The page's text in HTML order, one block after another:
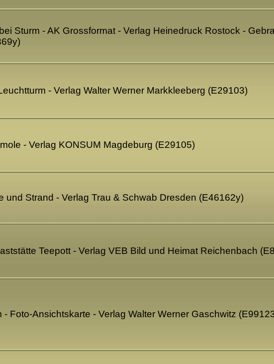
Sturm - AK Grossformat - Verlag Heinedruck Rostock -
- Verlag Walter Werner Markkleeberg (E29103)
- Verlag KONSUM Magdeburg (E29105)
und Strand - Verlag Trau & Schwab Dresden (E46162y)
Teepott - Verlag VEB Bild und Heimat Reichenbach
Foto-Ansichtskarte - Verlag Walter Werner Gaschwitz